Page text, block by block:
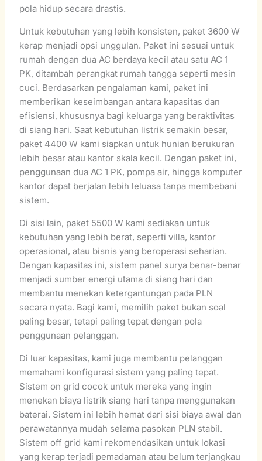
pola hidup secara drastis.
Untuk kebutuhan yang lebih konsisten, paket 3600 W
kerap menjadi opsi unggulan. Paket ini sesuai untuk
rumah dengan dua AC berdaya kecil atau satu AC 1
PK, ditambah perangkat rumah tangga seperti mesin
cuci. Berdasarkan pengalaman kami, paket ini
memberikan keseimbangan antara kapasitas dan
efisiensi, khususnya bagi keluarga yang beraktivitas
di siang hari. Saat kebutuhan listrik semakin besar,
paket 4400 W kami siapkan untuk hunian berukuran
lebih besar atau kantor skala kecil. Dengan paket ini,
penggunaan dua AC 1 PK, pompa air, hingga komputer
kantor dapat berjalan lebih leluasa tanpa membebani
sistem.
Di sisi lain, paket 5500 W kami sediakan untuk
kebutuhan yang lebih berat, seperti villa, kantor
operasional, atau bisnis yang beroperasi seharian.
Dengan kapasitas ini, sistem panel surya benar-benar
menjadi sumber energi utama di siang hari dan
membantu menekan ketergantungan pada PLN
secara nyata. Bagi kami, memilih paket bukan soal
paling besar, tetapi paling tepat dengan pola
penggunaan pelanggan.
Di luar kapasitas, kami juga membantu pelanggan
memahami konfigurasi sistem yang paling tepat.
Sistem on grid cocok untuk mereka yang ingin
menekan biaya listrik siang hari tanpa menggunakan
baterai. Sistem ini lebih hemat dari sisi biaya awal dan
perawatannya mudah selama pasokan PLN stabil.
Sistem off grid kami rekomendasikan untuk lokasi
yang kerap terjadi pemadaman atau belum terjangkau